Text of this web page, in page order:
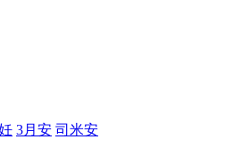
3月安 司米安